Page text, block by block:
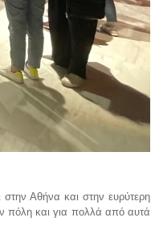
στην Αθήνα και στην ευρύτερη
πόλη και για πολλά από αυτά